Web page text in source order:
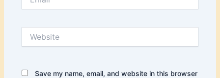
Save my name, email, and website in this browser